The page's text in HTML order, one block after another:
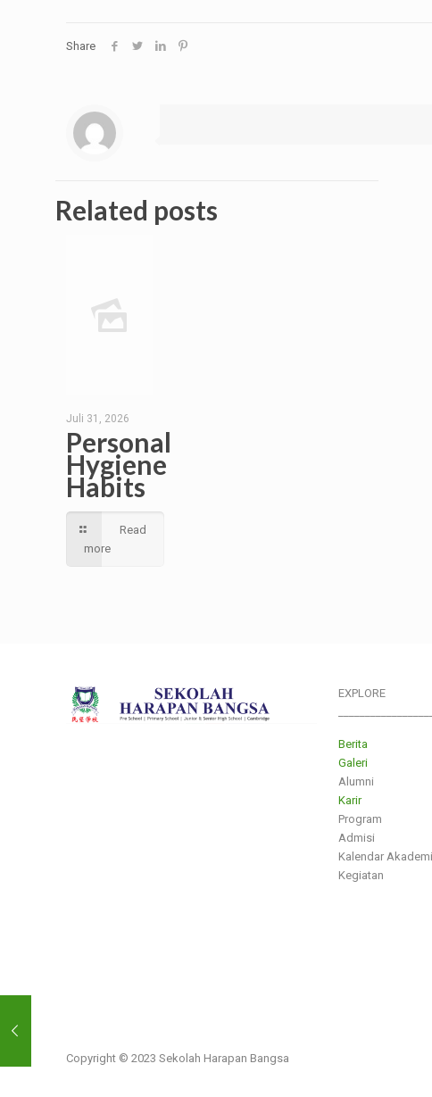
Share
Related posts
Juli 31, 2026
Personal
Hygiene
Habits
Read
more
EXPLORE
Berita
Galeri
Alumni
Karir
Program
Admisi
Kalendar
Kegiatan
Copyright © 2023 Sekolah Harapan Bangsa